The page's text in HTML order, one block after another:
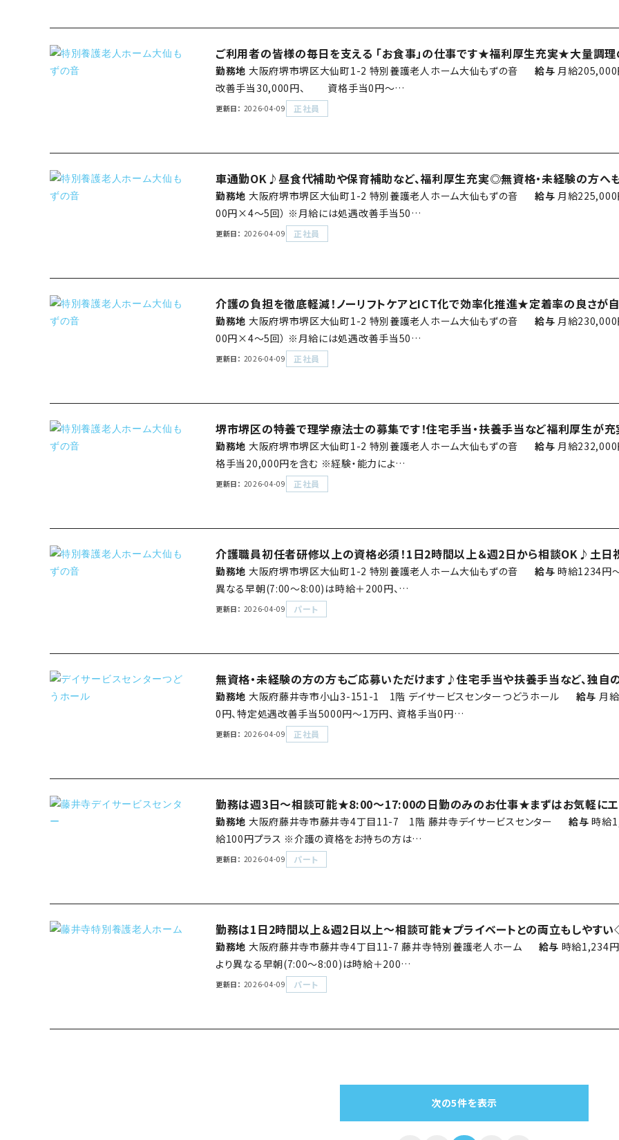
ご利用者の皆様の毎日を支える 「お食事」の仕事です★福利厚生充実★大量調
勤務地 大阪府堺市堺区大仙町1-2 特別養護老人ホーム大仙もずの音 給与 月給
改善手当30,000円、 資格手当0円～…
更新日 2026-04-09 正社員
車通勤OK♪昼食代補助や保育補助など、福利厚生充実◎無資格・未経験の方へ
勤務地 大阪府堺市堺区大仙町1-2 特別養護老人ホーム大仙もずの音 給与 月給
00円×4～5回） ※月給には処遇改善手当50…
更新日 2026-04-09 正社員
介護の負担を徹底軽減！ノーリフトケアとICT化で効率化推進★定着率の良さが
勤務地 大阪府堺市堺区大仙町1-2 特別養護老人ホーム大仙もずの音 給与 月給
00円×4～5回） ※月給には処遇改善手当50…
更新日 2026-04-09 正社員
堺市堺区の特養で理学療法士の募集です！住宅手当・扶養手当など福利厚生
勤務地 大阪府堺市堺区大仙町1-2 特別養護老人ホーム大仙もずの音 給与 月給
格手当20,000円を含む ※経験・能力によ…
更新日 2026-04-09 正社員
介護職員初任者研修以上の資格必須！1日2時間以上＆週2日から相談OK♪土日
勤務地 大阪府堺市堺区大仙町1-2 特別養護老人ホーム大仙もずの音 給与 時給1234円
異なる早朝(7:00～8:00)は時給＋200円、…
更新日 2026-04-09 パート
無資格・未経験の方の方もご応募いただけます♪住宅手当や扶養手当など、独
勤務地 大阪府藤井寺市小山3-151-1 1階 デイサービスセンターつどうホール 給与 月
0円、特定処遇改善手当5000円～1万円、 資格手当0円…
更新日 2026-04-09 正社員
勤務は週3日～相談可能★8:00～17:00の日勤のみのお仕事★まずはお気軽にエ
勤務地 大阪府藤井寺市藤井寺4丁目11-7 1階 藤井寺デイサービスセンター 給与 時給
給100円プラス ※介護の資格をお持ちの方は…
更新日 2026-04-09 パート
勤務は1日2時間以上＆週2日以上～相談可能★プライベートとの両立もしやす
勤務地 大阪府藤井寺市藤井寺4丁目11-7 藤井寺特別養護老人ホーム 給与 時給1,234
より異なる早朝(7:00～8:00)は時給＋200…
更新日 2026-04-09 パート
次の5件を表示